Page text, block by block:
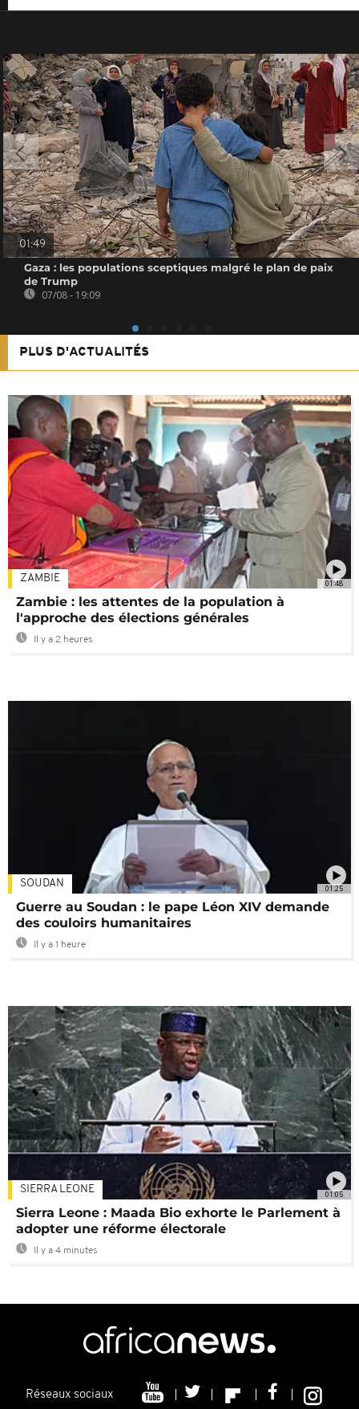
01:49
Gaza : les populations sceptiques malgré le plan de paix
de Trump
07/08 - 19:09
PLUS D'ACTUALITÉS
01:48
ZAMBIE
Zambie : les attentes de la population à
l'approche des élections générales
Il y a 2 heures
01:25
SOUDAN
Guerre au Soudan : le pape Léon XIV demande
des couloirs humanitaires
Il y a 1 heure
01:05
SIERRA LEONE
Sierra Leone : Maada Bio exhorte le Parlement à
adopter une réforme électorale
Il y a 4 minutes
Réseaux sociaux